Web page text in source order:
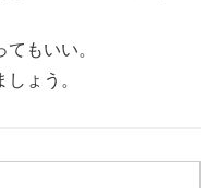
もいい。
ょう。